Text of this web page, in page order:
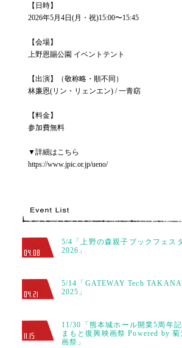
【日時】
2026年5月4日(月・祝)15:00〜15:45
【会場】
上野恩賜公園 イベントテント
【出演】（敬称略・順不同）
林廉恩(リン・リェンエン) / 一青窈
【料金】
参加費無料
▼詳細はこちら
https://www.jpic.or.jp/ueno/
04.08
5/4「上野の森親子ブックフェス
2026」
04.21
5/14「GATEWAY Tech
2025」
11.15
11/30「熊本城ホール開業5周年記
まもと復興映画祭 Powered by 菊
画祭」